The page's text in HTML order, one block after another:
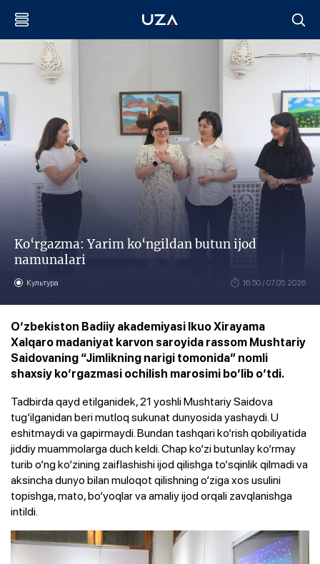
Ko‘rgazma: Yarim ko‘ngildan butun ijod
namunalari
Культура 16:50 / 07.05.2026
O‘zbekiston Badiiy akademiyasi Ikuo Xirayama
Xalqaro madaniyat karvon saroyida rassom Mushtariy
Saidovaning “Jimlikning narigi tomonida” nomli
shaxsiy ko‘rgazmasi ochilish marosimi bo‘lib o‘tdi.
Tadbirda qayd etilganidek, 21 yoshli Mushtariy Saidova
tug‘ilganidan beri mutloq sukunat dunyosida yashaydi. U
eshitmaydi va gapirmaydi. Bundan tashqari ko‘rish qobiliyatida
jiddiy muammolarga duch keldi. Chap ko‘zi butunlay ko‘rmay
turib o‘ng ko‘zining zaiflashishi ijod qilishga to‘sqinlik qilmadi va
aksincha dunyo bilan muloqot qilishning o‘ziga xos usulini
topishga, mato, bo‘yoqlar va amaliy ijod orqali zavqlanishga
intildi.